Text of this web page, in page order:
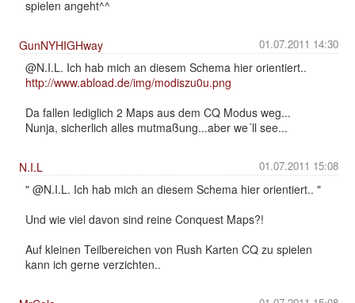
spielen angeht^^
01.07.2011 14:30
GunNYHIGHway
@N.I.L. Ich hab mich an diesem Schema hier orientiert..
http://www.abload.de/img/modiszu0u.png
Da fallen lediglich 2 Maps aus dem CQ Modus weg...
Nunja, sicherlich alles mutmaßung...aber we´ll see...
01.07.2011 15:08
N.I.L
" @N.I.L. Ich hab mich an diesem Schema hier orientiert.. "
Und wie viel davon sind reine Conquest Maps?!
Auf kleinen Teilbereichen von Rush Karten CQ zu spielen
kann ich gerne verzichten..